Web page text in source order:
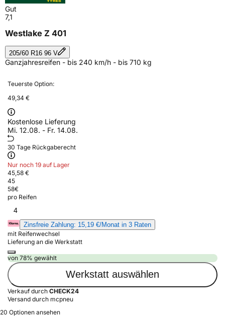
Gut
7,1
Westlake Z 401
205/60 R16 96 V
Ganzjahresreifen - bis 240 km/h - bis 710 kg
Teuerste Option:
49,34 €
Kostenlose Lieferung
Mi. 12.08. - Fr. 14.08.
30 Tage Rückgaberecht
Nur noch 19 auf Lager
45,58 €
45
58€
pro Reifen
4
Zinsfreie Zahlung: 15,19 €/Monat in 3 Raten
mit Reifenwechsel
Lieferung an die Werkstatt
von 78% gewählt
Werkstatt auswählen
Verkauf durch CHECK24
Versand durch mcpneu
20 Optionen ansehen